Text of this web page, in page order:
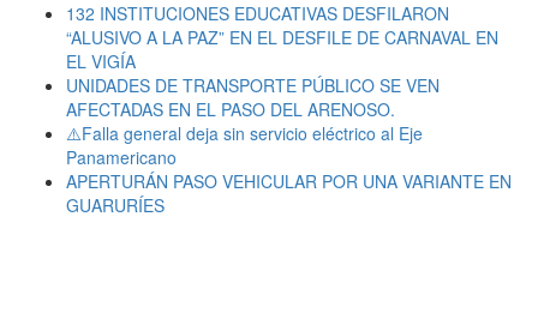
132 INSTITUCIONES EDUCATIVAS DESFILARON
“ALUSIVO A LA PAZ” EN EL DESFILE DE CARNAVAL EN
EL VIGÍA
UNIDADES DE TRANSPORTE PÚBLICO SE VEN
AFECTADAS EN EL PASO DEL ARENOSO.
⚠️Falla general deja sin servicio eléctrico al Eje
Panamericano
APERTURÁN PASO VEHICULAR POR UNA VARIANTE EN
GUARURÍES